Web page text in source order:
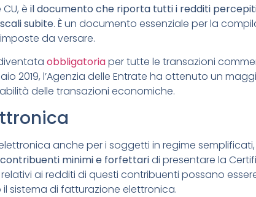
è il documento che riporta tutti i redditi
subite. È un documento essenziale per la
da versare.
obbligatoriaper tutte le transazioni
2019, l’Agenzia delle Entrate ha ottenuto un
delle transazioni economiche.
anche per i soggetti in regime semplificati,
minimi e forfettaridi presentare la
ai redditi di questi contribuenti possano
sistema di fatturazione elettronica.